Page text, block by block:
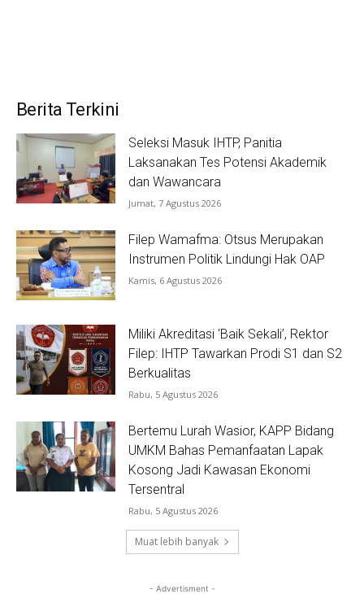
Berita Terkini
Seleksi Masuk IHTP, Panitia
Laksanakan Tes Potensi Akademik
dan Wawancara
Jumat, 7 Agustus 2026
Filep Wamafma: Otsus Merupakan
Instrumen Politik Lindungi Hak OAP
Kamis, 6 Agustus 2026
Miliki Akreditasi ‘Baik Sekali’, Rektor
Filep: IHTP Tawarkan Prodi S1 dan S2
Berkualitas
Rabu, 5 Agustus 2026
Bertemu Lurah Wasior, KAPP Bidang
UMKM Bahas Pemanfaatan Lapak
Kosong Jadi Kawasan Ekonomi
Tersentral
Rabu, 5 Agustus 2026
Muat lebih banyak
- Advertisment -